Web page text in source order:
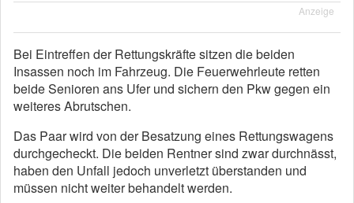
Anzeige
Bei Eintreffen der Rettungskräfte sitzen die beiden
Insassen noch im Fahrzeug. Die Feuerwehrleute retten
beide Senioren ans Ufer und sichern den Pkw gegen ein
weiteres Abrutschen.
Das Paar wird von der Besatzung eines Rettungswagens
durchgecheckt. Die beiden Rentner sind zwar durchnässt,
haben den Unfall jedoch unverletzt überstanden und
müssen nicht weiter behandelt werden.